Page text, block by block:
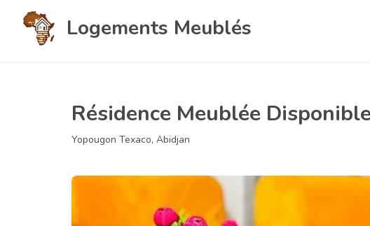
Logements Meublés
Résidence Meublée
Yopougon Texaco, Abidjan